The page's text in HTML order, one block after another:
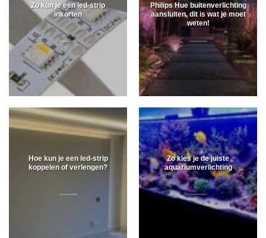
Zo kun je een led-strip
inkorten
Philips Hue buitenverlichting
aansluiten, dit is wat je moet
weten!
Hoe kun je een led-strip
koppelen of verlengen?
Zo kies je de juiste
aquariumverlichting